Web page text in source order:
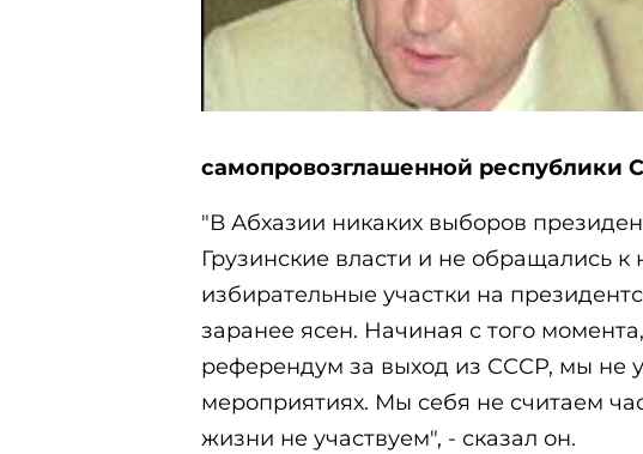
самопровозглашенной республики
"В Абхазии никаких выборов
Грузинские власти и не обращались
избирательные участки на
заранее ясен. Начиная с того
референдум за выход из СССР, мы не
мероприятиях. Мы себя не считаем
жизни не участвуем", - сказал он.